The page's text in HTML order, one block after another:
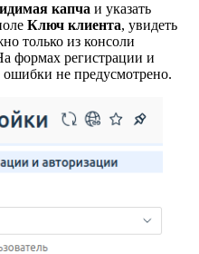
капча и указать
Ключ клиента, увидеть
только из консоли
формах регистрации и
не предусмотрено.